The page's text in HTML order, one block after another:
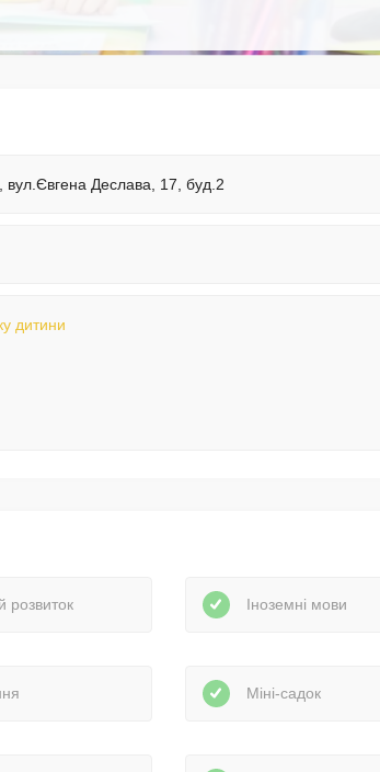
вул.Євгена Деслава, 17, буд.2
дитини
розвиток Іноземні мови
Міні-садок